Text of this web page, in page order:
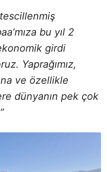
bu yıl 2
girdi
Yaprağımız,
ve özellikle
dünyanın pek çok